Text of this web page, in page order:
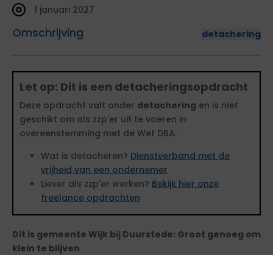
Omschrijving detachering
1 januari 2027
Let op: Dit is een detacheringsopdracht
Deze opdracht valt onder detachering en is niet
geschikt om als zzp'er uit te voeren in
overeenstemming met de Wet DBA.
Wat is detacheren? Dienstverband met de
vrijheid van een ondernemer
Liever als zzp'er werken? Bekijk hier onze
freelance opdrachten
Dit is gemeente Wijk bij Duurstede: Groot genoeg om
klein te blijven